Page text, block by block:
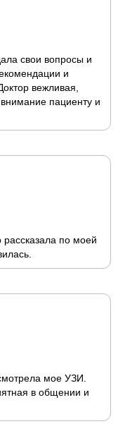
свои вопросы и
и
вежливая,
пациенту и
по моей
мое УЗИ.
в общении и